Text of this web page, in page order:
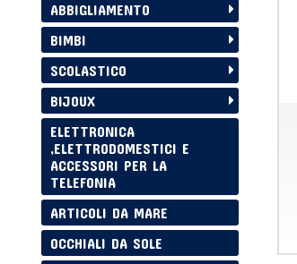
ABBIGLIAMENTO
BIMBI
SCOLASTICO
BIJOUX
ELETTRONICA
,ELETTRODOMESTICI E
ACCESSORI PER LA
TELEFONIA
ARTICOLI DA MARE
OCCHIALI DA SOLE